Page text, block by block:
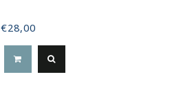
€28,00